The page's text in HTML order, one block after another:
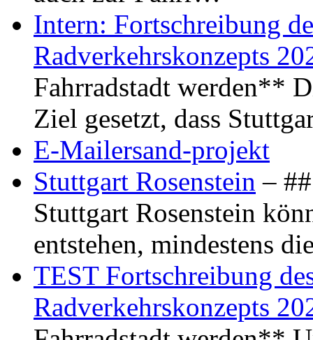
Intern: Fortschreibung
Radverkehrskonzepts
Fahrradstadt werden**
Ziel gesetzt, dass
E-Mailersand-projekt
Stuttgart Rosenstein –
Stuttgart Rosenstein
entstehen, mindestens
TEST Fortschreibung
Radverkehrskonzepts